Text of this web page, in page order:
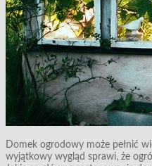
Domek ogrodowy może pełnić
wyjątkowy wygląd sprawi, że